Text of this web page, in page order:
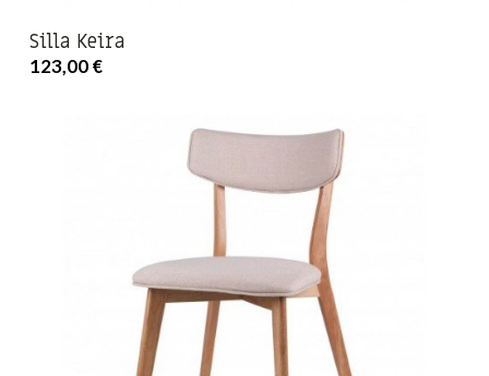
Silla Keira
123,00 €